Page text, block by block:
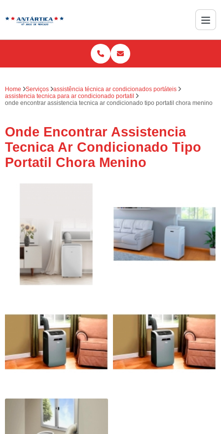
Home Serviços
assistência técnica ar condicionados portáteis
assistencia tecnica para ar condicionado portatil
onde encontrar assistencia tecnica ar condicionado tipo portatil chora menino
Onde Encontrar Assistencia
Tecnica Ar Condicionado Tipo
Portatil Chora Menino